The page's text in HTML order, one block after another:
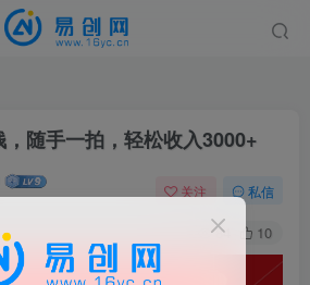
随手一拍，轻松收入3000+
关注 私信
84 10